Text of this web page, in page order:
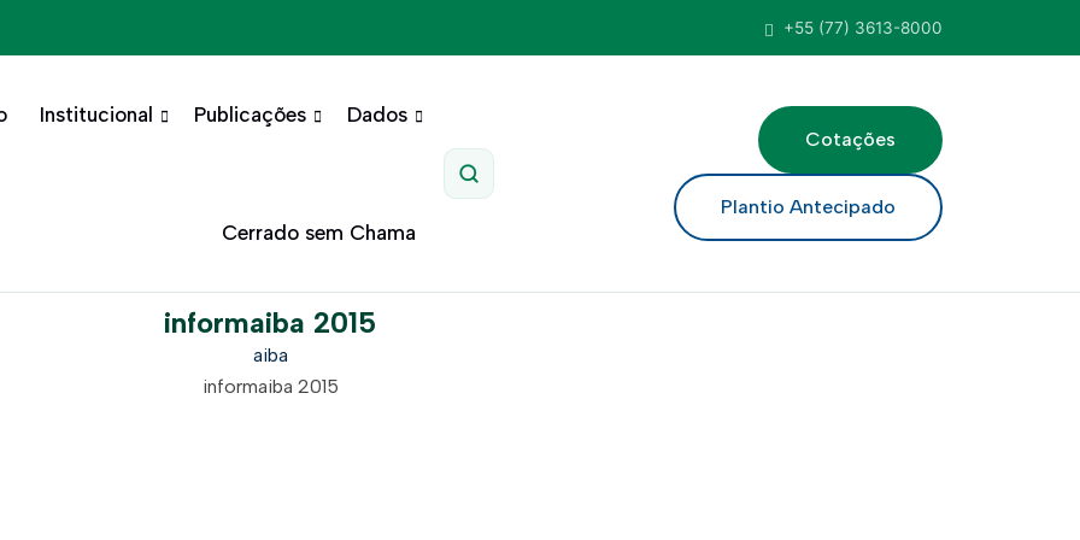
+55 (77) 3613-8000
Institucional Publicações Dados
Cerrado sem Chama
Pesquisar
Cotações
Plantio Antecipado
informaiba 2015
aiba
informaiba 2015